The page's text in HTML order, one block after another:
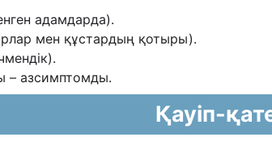
адамдарда).
мен құстардың қотыры).
– азсимптомды.
Қауіп-